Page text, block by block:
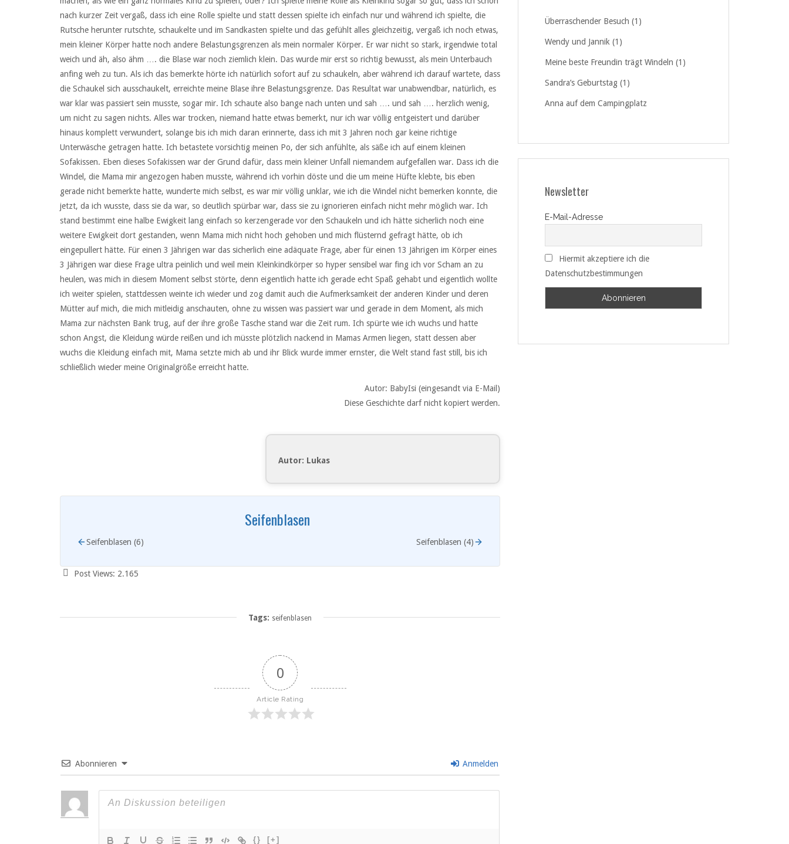
nach kurzer Zeit vergaß, dass ich eine Rolle spielte und statt dessen spielte ich einfach nur und während ich spielte, die
Rutsche herunter rutschte, schaukelte und im Sandkasten spielte und das gefühlt alles gleichzeitig, vergaß ich noch etwas,
mein kleiner Körper hatte noch andere Belastungsgrenzen als mein normaler Körper. Er war nicht so stark, irgendwie total
weich und äh, also ähm …. die Blase war noch ziemlich klein. Das wurde mir erst so richtig bewusst, als mein Unterbauch
anfing weh zu tun. Als ich das bemerkte hörte ich natürlich sofort auf zu schaukeln, aber während ich darauf wartete, dass
die Schaukel sich ausschaukelt, erreichte meine Blase ihre Belastungsgrenze. Das Resultat war unabwendbar, natürlich, es
war klar was passiert sein musste, sogar mir. Ich schaute also bange nach unten und sah …. und sah …. herzlich wenig,
um nicht zu sagen nichts. Alles war trocken, niemand hatte etwas bemerkt, nur ich war völlig entgeistert und darüber
hinaus komplett verwundert, solange bis ich mich daran erinnerte, dass ich mit 3 Jahren noch gar keine richtige
Unterwäsche getragen hatte. Ich betastete vorsichtig meinen Po, der sich anfühlte, als säße ich auf einem kleinen
Sofakissen. Eben dieses Sofakissen war der Grund dafür, dass mein kleiner Unfall niemandem aufgefallen war. Dass ich die
Windel, die Mama mir angezogen haben musste, während ich vorhin döste und die um meine Hüfte klebte, bis eben
gerade nicht bemerkte hatte, wunderte mich selbst, es war mir völlig unklar, wie ich die Windel nicht bemerken konnte, die
jetzt, da ich wusste, dass sie da war, so deutlich spürbar war, dass sie zu ignorieren einfach nicht mehr möglich war. Ich
stand bestimmt eine halbe Ewigkeit lang einfach so kerzengerade vor den Schaukeln und ich hätte sicherlich noch eine
weitere Ewigkeit dort gestanden, wenn Mama mich nicht hoch gehoben und mich flüsternd gefragt hätte, ob ich
eingepullert hätte. Für einen 3 Jährigen war das sicherlich eine adäquate Frage, aber für einen 13 Jährigen im Körper eines
3 Jährigen war diese Frage ultra peinlich und weil mein Kleinkindkörper so hyper sensibel war fing ich vor Scham an zu
heulen, was mich in diesem Moment selbst störte, denn eigentlich hatte ich gerade echt Spaß gehabt und eigentlich wollte
ich weiter spielen, stattdessen weinte ich wieder und zog damit auch die Aufmerksamkeit der anderen Kinder und deren
Mütter auf mich, die mich mitleidig anschauten, ohne zu wissen was passiert war und gerade in dem Moment, als mich
Mama zur nächsten Bank trug, auf der ihre große Tasche stand war die Zeit rum. Ich spürte wie ich wuchs und hatte
schon Angst, die Kleidung würde reißen und ich müsste plötzlich nackend in Mamas Armen liegen, statt dessen aber
wuchs die Kleidung einfach mit, Mama setzte mich ab und ihr Blick wurde immer ernster, die Welt stand fast still, bis ich
schließlich wieder meine Originalgröße erreicht hatte.
Autor: BabyIsi (eingesandt via E-Mail)
Diese Geschichte darf nicht kopiert werden.
Autor: Lukas
Seifenblasen
Seifenblasen (6) Seifenblasen (4)
Post Views: 2.165
Tags: seifenblasen
0
Article Rating
Abonnieren Anmelden
{} [+]
Überraschender Besuch (1)
Wendy und Jannik (1)
Meine beste Freundin trägt Windeln (1)
Sandra’s Geburtstag (1)
Anna auf dem Campingplatz
Newsletter
E-Mail-Adresse
Hiermit akzeptiere ich die
Datenschutzbestimmungen